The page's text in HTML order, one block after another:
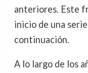
anteriores. Este
inicio de una
continuación.
A lo largo de los